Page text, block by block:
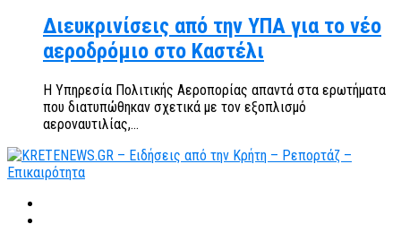
Διευκρινίσεις από την ΥΠΑ για το νέο
αεροδρόμιο στο Καστέλι
Η Υπηρεσία Πολιτικής Αεροπορίας απαντά στα ερωτήματα
που διατυπώθηκαν σχετικά με τον εξοπλισμό
αεροναυτιλίας,...